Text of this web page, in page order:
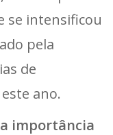
se intensificou
pela
de
ano.
a importância